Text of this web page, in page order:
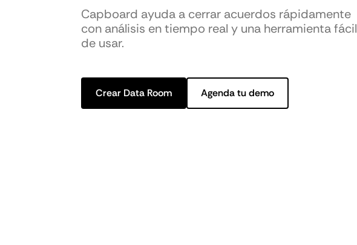
Capboard ayuda a cerrar acuerdos rápidamente
con análisis en tiempo real y una herramienta fácil
de usar.
Crear Data Room Agenda tu demo